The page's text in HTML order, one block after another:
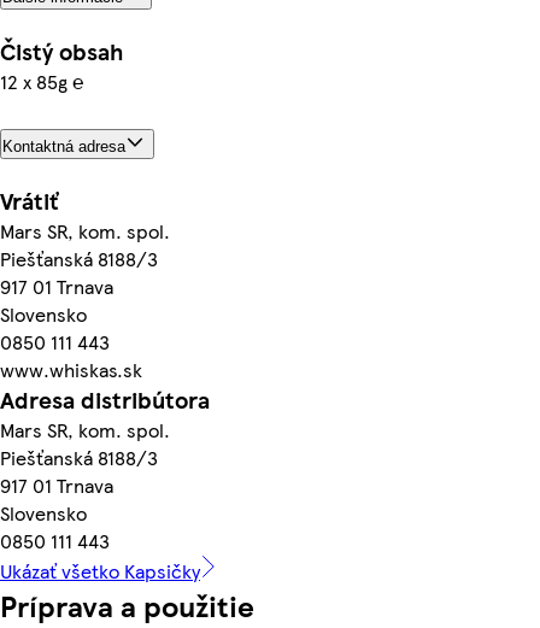
Čistý obsah
12 x 85g ℮
Kontaktná adresa
Vrátiť
Mars SR, kom. spol.
Piešťanská 8188/3
917 01 Trnava
Slovensko
0850 111 443
www.whiskas.sk
Adresa distribútora
Mars SR, kom. spol.
Piešťanská 8188/3
917 01 Trnava
Slovensko
0850 111 443
Ukázať všetko Kapsičky
Príprava a použitie